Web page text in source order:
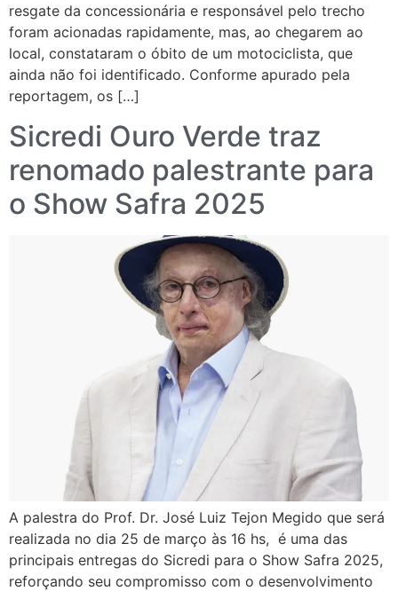
resgate da concessionária e responsável pelo trecho
foram acionadas rapidamente, mas, ao chegarem ao
local, constataram o óbito de um motociclista, que
ainda não foi identificado. Conforme apurado pela
reportagem, os […]
Sicredi Ouro Verde traz
renomado palestrante para
o Show Safra 2025
A palestra do Prof. Dr. José Luiz Tejon Megido que será
realizada no dia 25 de março às 16 hs, é uma das
principais entregas do Sicredi para o Show Safra 2025,
reforçando seu compromisso com o desenvolvimento